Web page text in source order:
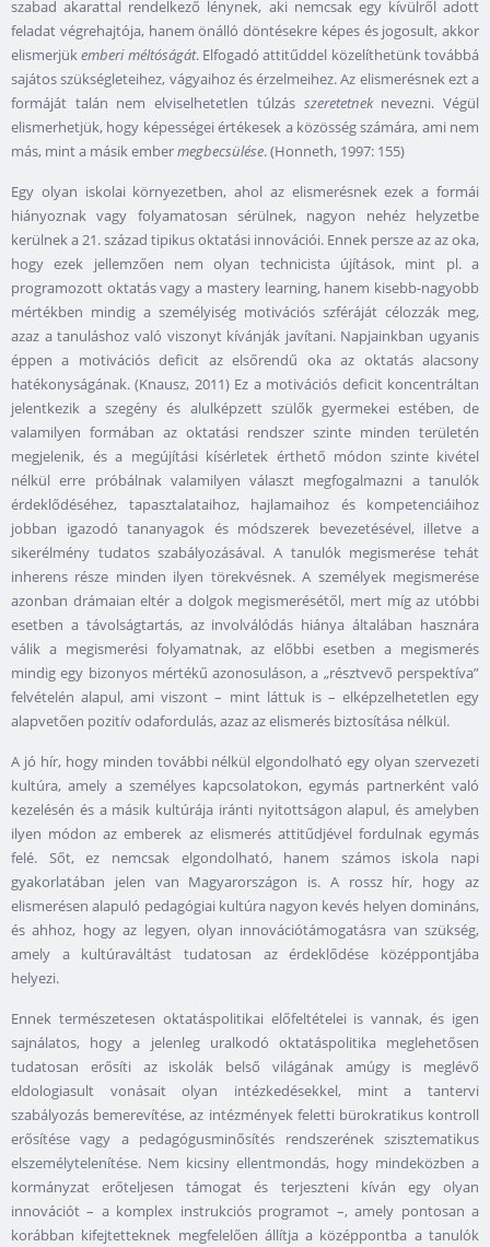
szabad akarattal rendelkező lénynek, aki nemcsak egy kívülről adott
feladat végrehajtója, hanem önálló döntésekre képes és jogosult, akkor
elismerjükemberi méltóságát. Elfogadó attitűddel közelíthetünk továbbá
sajátos szükségleteihez, vágyaihoz és érzelmeihez. Az elismerésnek ezt a
formáját talán nem elviselhetetlen túlzás szeretetneknevezni. Végül
elismerhetjük, hogy képességei értékesek a közösség számára, ami nem
más, mint a másik embermegbecsülése. (Honneth, 1997: 155)
Egy olyan iskolai környezetben, ahol az elismerésnek ezek a formái
hiányoznak vagy folyamatosan sérülnek, nagyon nehéz helyzetbe
kerülnek a 21. század tipikus oktatási innovációi. Ennek persze az az oka,
hogy ezek jellemzően nem olyan technicista újítások, mint pl. a
programozott oktatás vagy a mastery learning, hanem kisebb-nagyobb
mértékben mindig a személyiség motivációs szféráját célozzák meg,
azaz a tanuláshoz való viszonyt kívánják javítani. Napjainkban ugyanis
éppen a motivációs deficit az elsőrendű oka az oktatás alacsony
hatékonyságának. (Knausz, 2011) Ez a motivációs deficit koncentráltan
jelentkezik a szegény és alulképzett szülők gyermekei estében, de
valamilyen formában az oktatási rendszer szinte minden területén
megjelenik, és a megújítási kísérletek érthető módon szinte kivétel
nélkül erre próbálnak valamilyen választ megfogalmazni a tanulók
érdeklődéséhez, tapasztalataihoz, hajlamaihoz és kompetenciáihoz
jobban igazodó tananyagok és módszerek bevezetésével, illetve a
sikerélmény tudatos szabályozásával. A tanulók megismerése tehát
inherens része minden ilyen törekvésnek. A személyek megismerése
azonban drámaian eltér a dolgok megismerésétől, mert míg az utóbbi
esetben a távolságtartás, az involválódás hiánya általában hasznára
válik a megismerési folyamatnak, az előbbi esetben a megismerés
mindig egy bizonyos mértékű azonosuláson, a „résztvevő perspektíva”
felvételén alapul, ami viszont – mint láttuk is – elképzelhetetlen egy
alapvetően pozitív odafordulás, azaz az elismerés biztosítása nélkül.
A jó hír, hogy minden további nélkül elgondolható egy olyan szervezeti
kultúra, amely a személyes kapcsolatokon, egymás partnerként való
kezelésén és a másik kultúrája iránti nyitottságon alapul, és amelyben
ilyen módon az emberek az elismerés attitűdjével fordulnak egymás
felé. Sőt, ez nemcsak elgondolható, hanem számos iskola napi
gyakorlatában jelen van Magyarországon is. A rossz hír, hogy az
elismerésen alapuló pedagógiai kultúra nagyon kevés helyen domináns,
és ahhoz, hogy az legyen, olyan innovációtámogatásra van szükség,
amely a kultúraváltást tudatosan az érdeklődése középpontjába
helyezi.
Ennek természetesen oktatáspolitikai előfeltételei is vannak, és igen
sajnálatos, hogy a jelenleg uralkodó oktatáspolitika meglehetősen
tudatosan erősíti az iskolák belső világának amúgy is meglévő
eldologiasult vonásait olyan intézkedésekkel, mint a tantervi
szabályozás bemerevítése, az intézmények feletti bürokratikus kontroll
erősítése vagy a pedagógusminősítés rendszerének szisztematikus
elszemélytelenítése. Nem kicsiny ellentmondás, hogy mindeközben a
kormányzat erőteljesen támogat és terjeszteni kíván egy olyan
innovációt – a komplex instrukciós programot –, amely pontosan a
korábban kifejtetteknek megfelelően állítja a középpontba a tanulók